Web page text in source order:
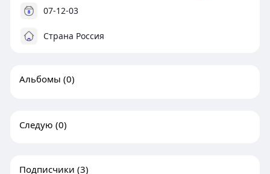
07-12-03
Страна Россия
Альбомы (0)
Следую (0)
Подписчики (3)